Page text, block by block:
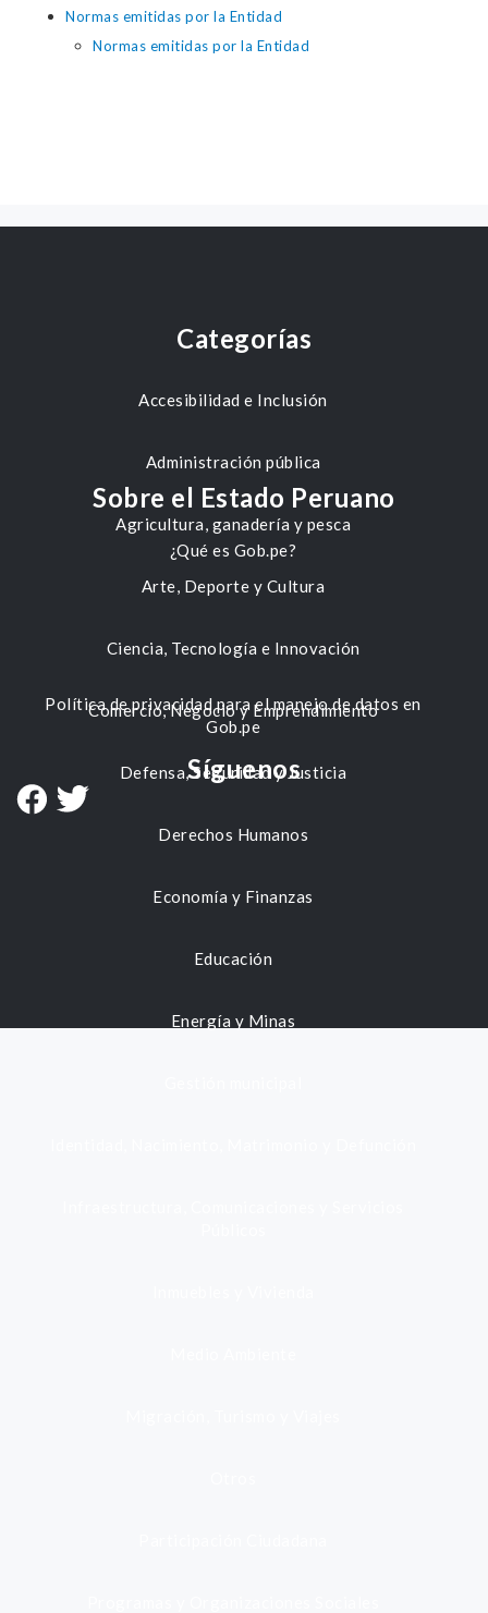
Normas emitidas por la Entidad
Normas emitidas por la Entidad
Categorías
Accesibilidad e Inclusión
Administración pública
Agricultura, ganadería y pesca
Arte, Deporte y Cultura
Ciencia, Tecnología e Innovación
Comercio, Negocio y Emprendimiento
Defensa, Seguridad y Justicia
Derechos Humanos
Economía y Finanzas
Educación
Energía y Minas
Sobre el Estado Peruano
¿Qué es Gob.pe?
Política de privacidad para el manejo de datos en
Gob.pe
Síguenos